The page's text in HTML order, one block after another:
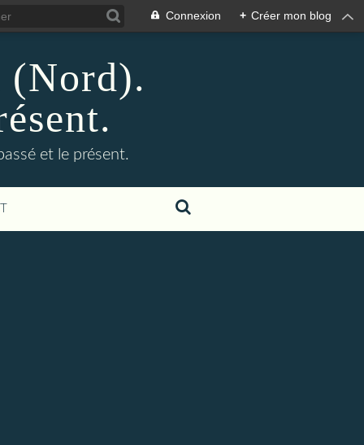
Connexion + Créer mon blog
et le présent.